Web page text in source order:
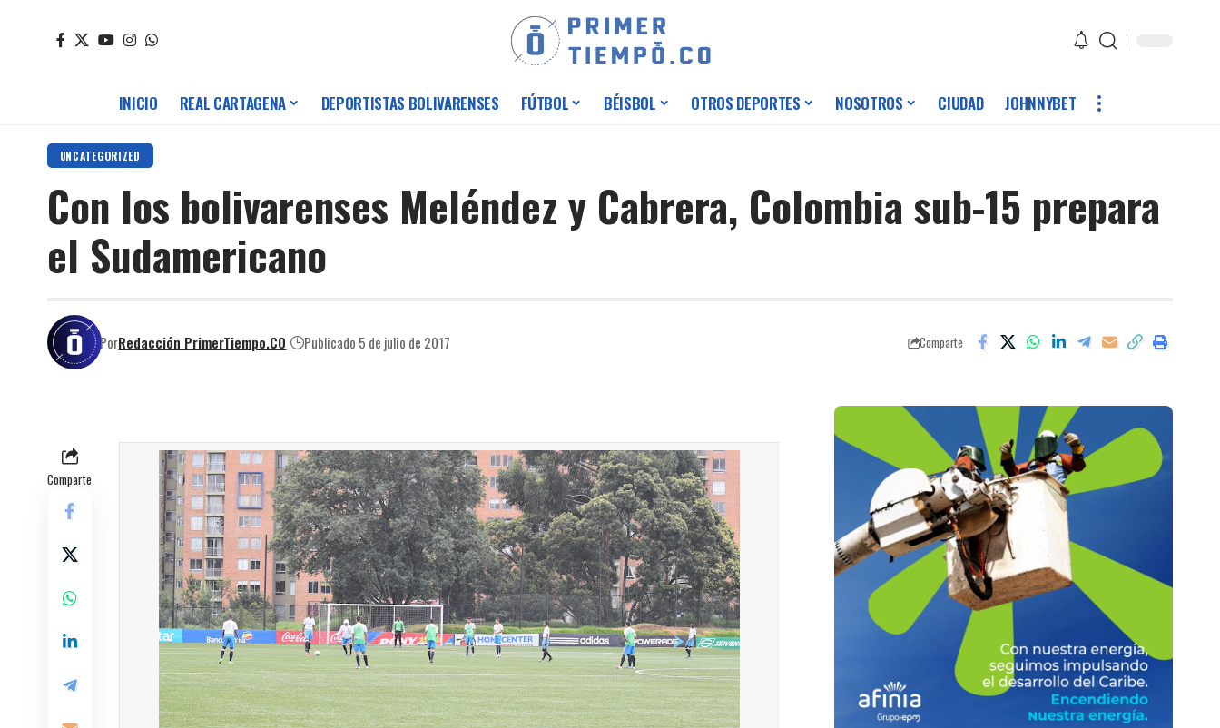
INICIO REAL CARTAGENA DEPORTISTAS BOLIVARENSES FÚTBOL BÉISBOL OTROS DEPORTES NOSOTROS CIUDAD JOHNNYBET
UNCATEGORIZED
Con los bolivarenses Meléndez y Cabrera, Colombia sub-15 prepara
el Sudamericano
PorRedacción PrimerTiempo.CO Publicado 5 de julio de 2017 Comparte
Comparte